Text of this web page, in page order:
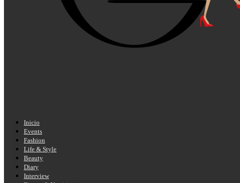
Inicio
Events
Fashion
Life & Style
Beauty
Diary
Interview